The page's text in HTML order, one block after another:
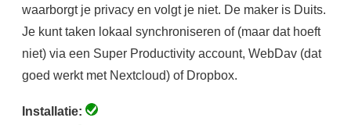
waarborgt je privacy en volgt je niet. De maker is Duits.
Je kunt taken lokaal synchroniseren of (maar dat hoeft
niet) via een Super Productivity account, WebDav (dat
goed werkt met Nextcloud) of Dropbox.
Installatie: